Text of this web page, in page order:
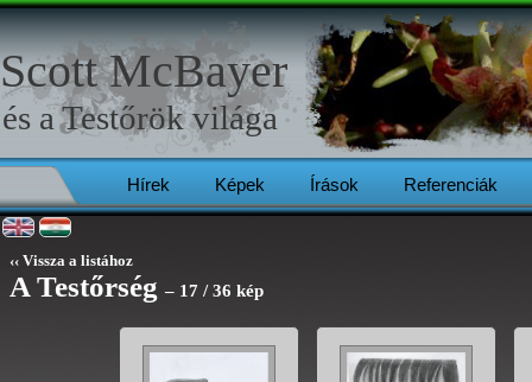
Hírek Képek Írások Referenciák
Scott McBayer
és aTestőrökvilága
‹‹ Vissza a listához
A Testőrség– 17 / 36 kép